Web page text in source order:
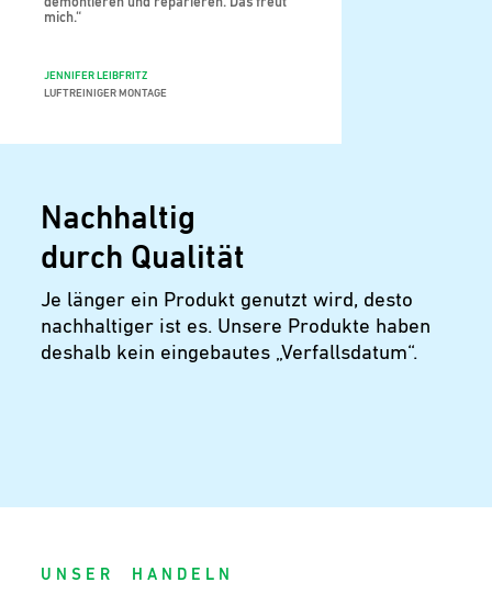
Nachhaltig
durch Qualität
Je länger ein Produkt genutzt wird, desto
nachhaltiger ist es. Unsere Produkte haben
deshalb kein eingebautes „Verfallsdatum“.
mich.“
JENNIFER LEIBFRITZ
LUFTREINIGER MONTAGE
U N S E R H A N D E L N